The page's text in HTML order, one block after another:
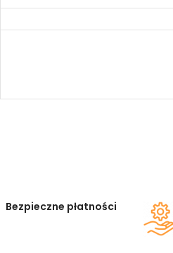
Bezpieczne płatności